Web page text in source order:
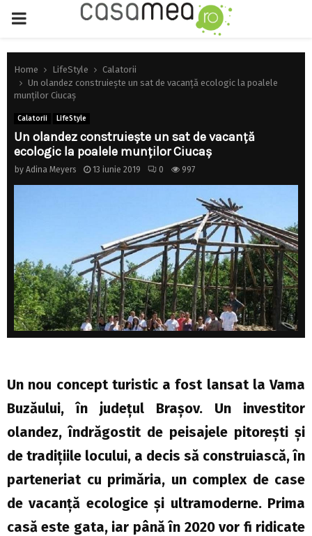
PRIMARY
MENU
Home LifeStyle
Calatorii
Un olandez construieşte un sat de vacanţă ecologic la poalele
munţilor Ciucaş
Calatorii LifeStyle
Un olandez construieşte un sat de vacanţă
ecologic la poalele munţilor Ciucaş
by Adina Meyers 13 iunie 2019 0 997
Un nou concept turistic a fost lansat la Vama
Buzăului, în judeţul Braşov. Un investitor
olandez, îndrăgostit de peisajele pitoreşti şi
de tradiţiile locului, a decis să construiască, în
parteneriat cu primăria, un complex de case
de vacanţă ecologice şi ultramoderne. Prima
casă este gata, iar până în 2020 vor fi ridicate